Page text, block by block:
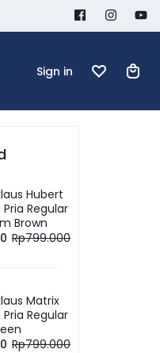
Sign in
Hubert
Regular
Brown
Rp799.000
Matrix
Regular
Rp799.000